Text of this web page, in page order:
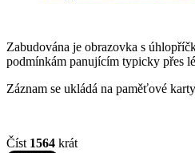
Zabudována je obrazovka s
podmínkám panujícím typicky přes
Záznam se ukládá na paměťové
Číst 1564 krát